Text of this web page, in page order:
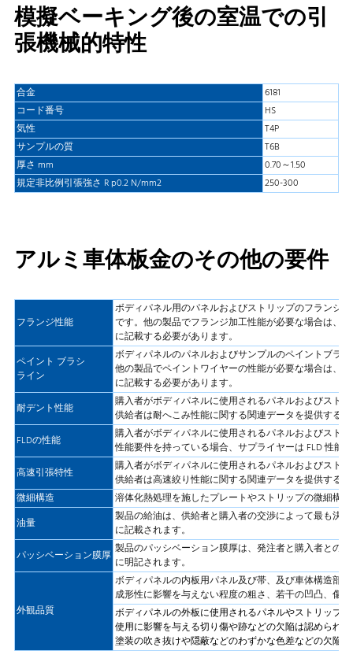
模擬ベーキング後の室温での引
張機械的特性
合金
6181
コード番号
HS
気性
T4P
サンプルの質
T6B
厚さ mm
0.70～1.50
規定非比例引張強さ R p0.2 N/mm2
250-300
アルミ車体板金のその他の要件
フランジ性能
ボディパネル用のパネルおよびストリップのフランジ
です。他の製品でフランジ加工性能が必要な場合は、
に記載する必要があります。
ペイント ブラシ
ライン
ボディパネルのパネルおよびサンプルのペイントブラ
他の製品でペイントワイヤーの性能が必要な場合は、
に記載する必要があります。
耐デント性能
購入者がボディパネルに使用されるパネルおよびスト
供給者は耐へこみ性能に関する関連データを提供する
FLDの性能
購入者がボディパネルに使用されるパネルおよびスト
性能要件を持っている場合、サプライヤーは FLD 性能
高速引張特性
購入者がボディパネルに使用されるパネルおよびスト
供給者は高速絞り性能に関する関連データを提供する
微細構造
溶体化熱処理を施したプレートやストリップの微細構
油量
製品の給油は、供給者と購入者の交渉によって最も決
に記載されます。
パッシベーション膜厚 製品のパッシベーション膜厚は、発注者と購入者との
に明記されます。
外観品質
ボディパネルの内板用パネル及び帯、及び車体構造部
成形性に影響を与えない程度の粗さ、若干の凹凸、傷
ボディパネルの外板に使用されるパネルやストリップ
使用に影響を与える切り傷や跡などの欠陥は認められ
塗装の吹き抜けや隠蔽などのわずかな色差などの欠陥